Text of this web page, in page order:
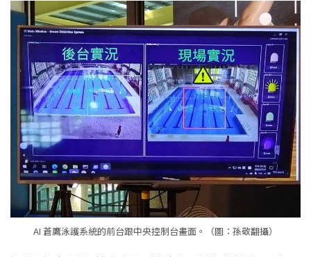
AI 蒼鷹泳護系統的前台跟中央控制台畫面。（圖：孫敬翻攝）